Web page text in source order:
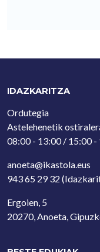
IDAZKARITZA
Ordutegia
Astelehenetik
08:00 - 13:00 / 15:00 -
anoeta@ikastola.eus
943 65 29 32
Ergoien, 5
20270, Anoeta,